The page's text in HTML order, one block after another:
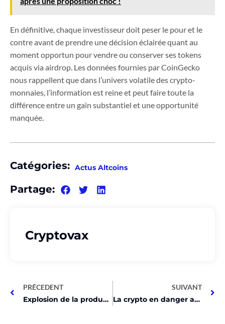
En définitive, chaque investisseur doit peser le pour et le
contre avant de prendre une décision éclairée quant au
moment opportun pour vendre ou conserver ses tokens
acquis via airdrop. Les données fournies par CoinGecko
nous rappellent que dans l’univers volatile des crypto-
monnaies, l’information est reine et peut faire toute la
différence entre un gain substantiel et une opportunité
manquée.
Catégories: Actus Altcoins
Partage:
Cryptovax
PRÉCEDENT
Explosion de la production de Bitcoin chez Riot Platforms!
SUIVANT
La crypto en danger au Nigeria? Découvrez les intentions cachées!